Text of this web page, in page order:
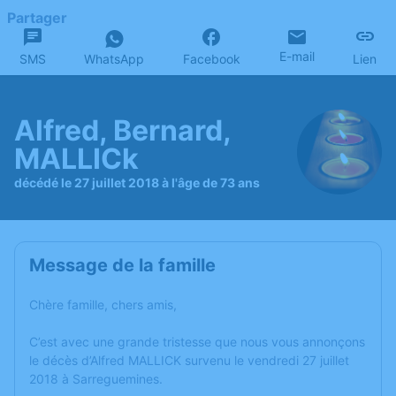
Partager
SMS WhatsApp Facebook E-mail Lien
Alfred, Bernard,
MALLICk
décédé le 27 juillet 2018 à l'âge de 73 ans
Message de la famille
Chère famille, chers amis,
C’est avec une grande tristesse que nous vous annonçons
le décès d’Alfred MALLICK survenu le vendredi 27 juillet
2018 à Sarreguemines.